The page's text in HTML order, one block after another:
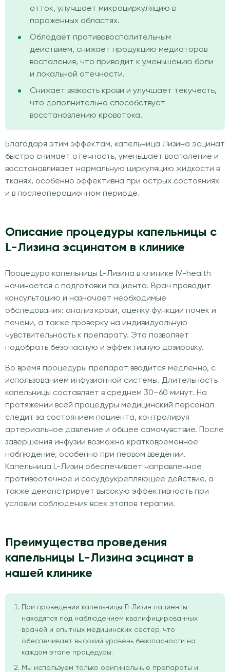
отток, улучшает микроциркуляцию в
пораженных областях.
Обладает противовоспалительным
действием, снижает продукцию медиаторов
воспаления, что приводит к уменьшению боли
и локальной отечности.
Снижает вязкость крови и улучшает текучесть,
что дополнительно способствует
восстановлению кровотока.
Благодаря этим эффектам, капельница Лизина эсцинат
быстро снимает отечность, уменьшает воспаление и
восстанавливает нормальную циркуляцию жидкости в
тканях, особенно эффективна при острых состояниях
и в послеоперационном периоде.
Описание процедуры капельницы с
L-Лизина эсцинатом в клинике
Процедура капельницы L-Лизина в клинике IV-health
начинается с подготовки пациента. Врач проводит
консультацию и назначает необходимые
обследования: анализ крови, оценку функции почек и
печени, а также проверку на индивидуальную
чувствительность к препарату. Это позволяет
подобрать безопасную и эффективную дозировку.
Во время процедуры препарат вводится медленно, с
использованием инфузионной системы. Длительность
капельницы составляет в среднем 30–60 минут. На
протяжении всей процедуры медицинский персонал
следит за состоянием пациента, контролируя
артериальное давление и общее самочувствие. После
завершения инфузии возможно кратковременное
наблюдение, особенно при первом введении.
Капельница L-Лизин обеспечивает направленное
противоотечное и сосудоукрепляющее действие, а
также демонстрирует высокую эффективность при
условии соблюдения всех этапов терапии.
Преимущества проведения
капельницы L-Лизина эсцинат в
нашей клинике
При проведении капельницы Л-Лизин пациенты
находятся под наблюдением квалифицированных
врачей и опытных медицинских сестер, что
обеспечивает высокий уровень безопасности на
каждом этапе процедуры.
Мы используем только оригинальные препараты и